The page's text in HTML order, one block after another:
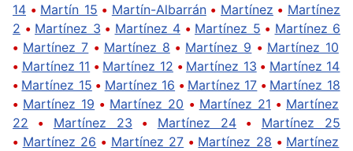
14 • Martín 15 • Martín-Albarrán• Martínez • Martínez
2 • Martínez 3 • Martínez 4 • Martínez 5 • Martínez 6
• Martínez 7 • Martínez 8 • Martínez 9 • Martínez 10
• Martínez 11 • Martínez 12 • Martínez 13 • Martínez 14
• Martínez 15 • Martínez 16 • Martínez 17 • Martínez 18
• Martínez 19 • Martínez 20 • Martínez 21 • Martínez
22 • Martínez 23 • Martínez 24 • Martínez 25
• Martínez 26 • Martínez 27 • Martínez 28 • Martínez